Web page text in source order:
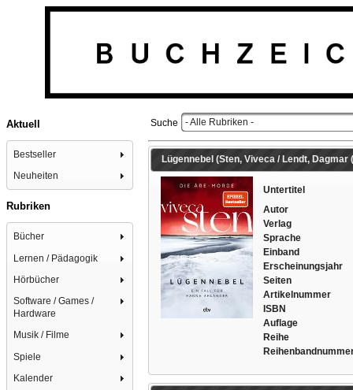
Aktuell
Bestseller
Neuheiten
Rubriken
Bücher
Lernen / Pädagogik
Hörbücher
Software / Games /
Hardware
Musik / Filme
Spiele
Kalender
Suche - Alle Rubriken -
Lügennebel (Sten, Viveca / Lendt, Dagmar
Untertitel
Autor
Verlag
Sprache
Einband
Erscheinungsjahr
Seiten
Artikelnummer
ISBN
Auflage
Reihe